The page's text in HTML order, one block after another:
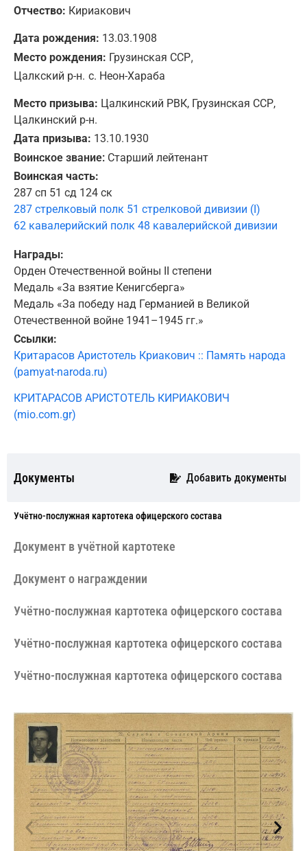
Отчество: Кириакович
Дата рождения: 13.03.1908
Место рождения: Грузинская ССР,
Цалкский р-н. с. Неон-Хараба
Место призыва: Цалкинский РВК, Грузинская ССР,
Цалкинский р-н.
Дата призыва: 13.10.1930
Воинское звание: Старший лейтенант
Воинская часть:
287 сп 51 сд 124 ск
287 стрелковый полк 51 стрелковой дивизии (I)
62 кавалерийский полк 48 кавалерийской дивизии
Награды:
Орден Отечественной войны II степени
Медаль «За взятие Кенигсберга»
Медаль «За победу над Германией в Великой
Отечественной войне 1941–1945 гг.»
Ссылки:
Критарасов Аристотель Криакович :: Память народа
(pamyat-naroda.ru)
КРИТАРАСОВ АРИСТОТЕЛЬ КИРИАКОВИЧ
(mio.com.gr)
Документы Добавить документы
Учётно-послужная картотека офицерского состава
Документ в учётной картотеке
Документ о награждении
Учётно-послужная картотека офицерского состава
Учётно-послужная картотека офицерского состава
Учётно-послужная картотека офицерского состава